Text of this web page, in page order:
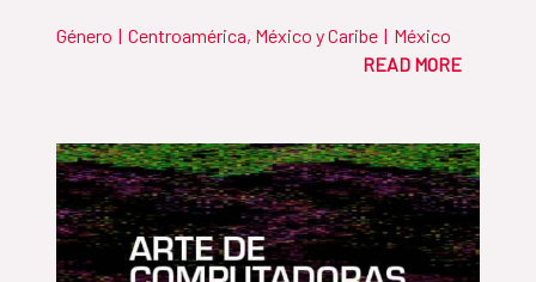
Género | Centroamérica, México y Caribe | México
READ MORE